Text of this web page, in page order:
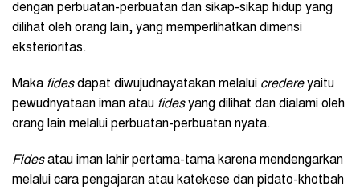
dengan perbuatan-perbuatan dan sikap-sikap hidup yang
dilihat oleh orang lain, yang memperlihatkan dimensi
eksterioritas.
Maka fidesdapat diwujudnayatakan melalui credereyaitu
pewudnyataan iman atau fidesyang dilihat dan dialami oleh
orang lain melalui perbuatan-perbuatan nyata.
Fidesatau iman lahir pertama-tama karena mendengarkan
melalui cara pengajaran atau katekese dan pidato-khotbah